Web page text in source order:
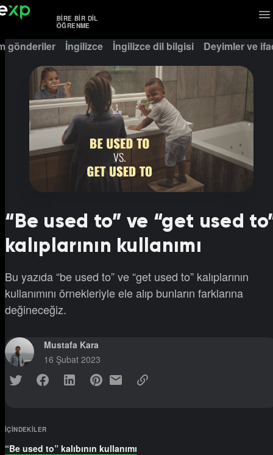
BIRE BIR DIL
ÖĞRENME
gönderiler İngilizce İngilizce dil bilgisi Deyimler ve
“Be used to” ve “get used
kalıplarının kullanımı
Bu yazıda “be used to” ve “get used to” kalıplarının
kullanımını örnekleriyle ele alıp bunların farklarına
değineceğiz.
Mustafa Kara
16 Şubat 2023
IÇINDEKILER
“Be used to” kalıbının kullanımı